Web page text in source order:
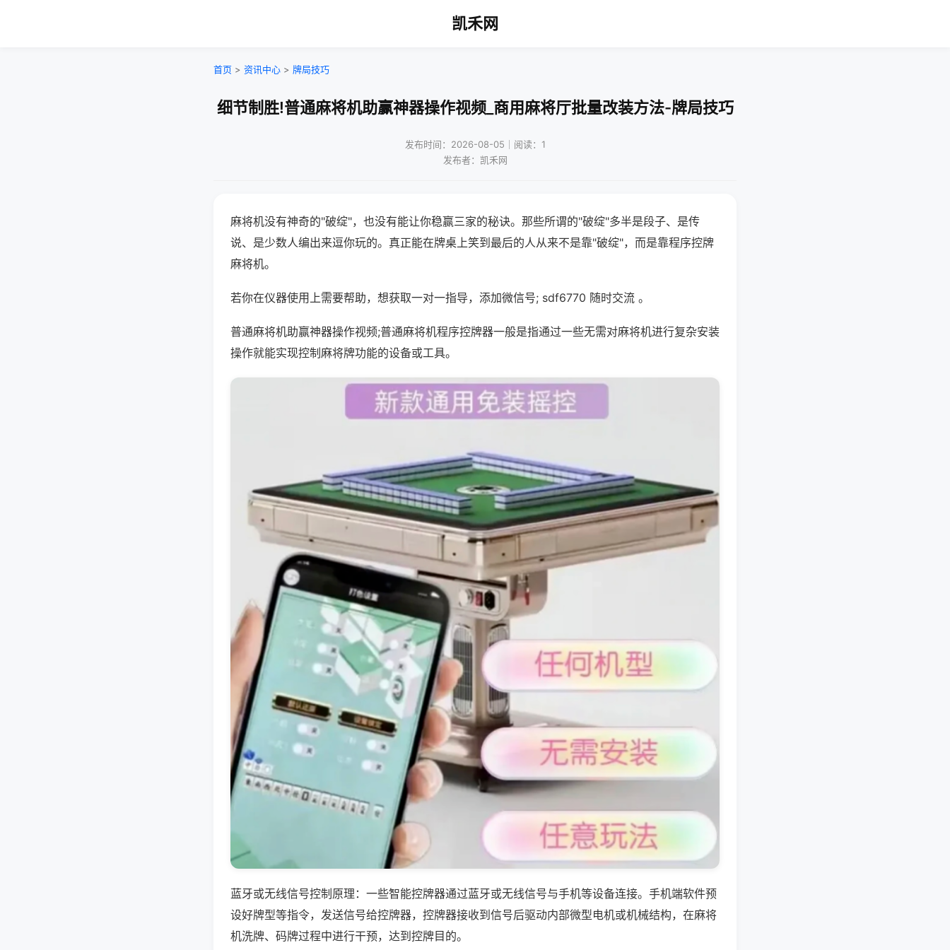
凯禾网
首页 > 资讯中心 > 牌局技巧
细节制胜!普通麻将机助赢神器操作视频_商用麻将厅批量改装方法-牌局技巧
发布时间：2026-08-05｜阅读：1
发布者：凯禾网
麻将机没有神奇的"破绽"，也没有能让你稳赢三家的秘诀。那些所谓的"破绽"多半是段子、是传
说、是少数人编出来逗你玩的。真正能在牌桌上笑到最后的人从来不是靠"破绽"，而是靠程序控牌
麻将机。
若你在仪器使用上需要帮助，想获取一对一指导，添加微信号; sdf6770 随时交流 。
普通麻将机助赢神器操作视频;普通麻将机程序控牌器一般是指通过一些无需对麻将机进行复杂安装
操作就能实现控制麻将牌功能的设备或工具。
蓝牙或无线信号控制原理：一些智能控牌器通过蓝牙或无线信号与手机等设备连接。手机端软件预
设好牌型等指令，发送信号给控牌器，控牌器接收到信号后驱动内部微型电机或机械结构，在麻将
机洗牌、码牌过程中进行干预，达到控牌目的。